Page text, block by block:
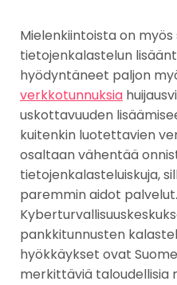
Mielenkiintoista on
tietojenkalastelun
hyödyntäneet paljon
verkkotunnuksia
uskottavuuden
kuitenkin luotettavien
osaltaan vähentää
tietojenkalasteluiskuja,
paremmin aidot palvelut.
pankkitunnusten
hyökkäykset ovat
merkittäviä taloudellisia